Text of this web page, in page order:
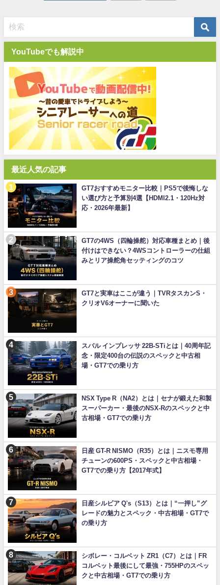
YouTubeでも解説中
最近人気の記事
GT7おすすめモニター比較｜PS5で後悔しな
い選び方と予算別4選【HDMI2.1・120Hz対
応・2026年最新】
GT7の4WS（四輪操舵）対応車種まとめ｜後
付けはできない？4WSコントローラーの仕組
みとリア操舵角セッティングのコツ
GT7と実車はここが違う｜TVRタスカンS・
クリオV6オーナーに聞いた
スバル インプレッサ 22B-STiとは｜40周年記
念・限定400台の伝説のスペックと中古相
場・GT7での乗り方
NSX Type R（NA2）とは｜セナが鍛えた和製
スーパーカー・最後のNSX-Rのスペックと中
古相場・GT7での乗り方
日産 GT-R NISMO（R35）とは｜ニスモ専用
チューンの600PS・スペックと中古相場・
GT7での乗り方【2017年式】
日産シルビア Q's（S13）とは｜“一押し”グ
レードの魅力とスペック・中古相場・GT7で
の乗り方
シボレー・コルベット ZR1（C7）とは｜FR
コルベット最後にして最強・755HPのスペッ
クと中古相場・GT7での乗り方